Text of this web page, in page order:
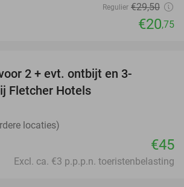
Regulier €29,50
€20,75
2 + evt. ontbijt en 3-
Fletcher Hotels
locaties)
€45
Excl. ca. €3 p.p.p.n. toeristenbelasting